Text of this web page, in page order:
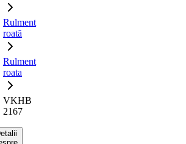
Rulment
roată
Rulment
roata
VKHB
2167